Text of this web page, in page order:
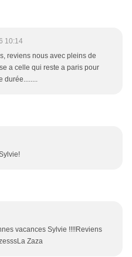
10:14
reviens nous avec pleins de
a celle qui reste a paris pour
durée........
vacances Sylvie !!!!Reviens
Zaza